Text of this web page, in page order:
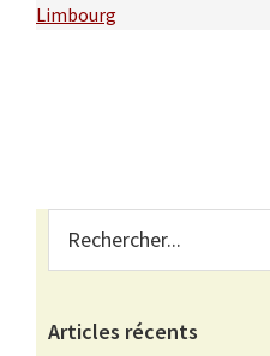
Limbourg
Primary
Sidebar
Articles récents